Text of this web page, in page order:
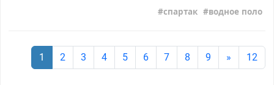
спартак водное поло
1 2 3 4 5 6 7 8 9 » 12